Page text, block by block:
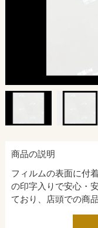
商品の説明
フィルムの表面に付
の印字入りで安心・
ており、店頭での商